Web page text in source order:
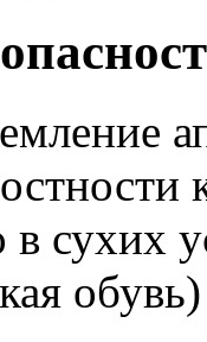
в сухих
обувь)